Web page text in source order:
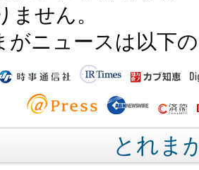
ません。
がニュースは以下
とれま